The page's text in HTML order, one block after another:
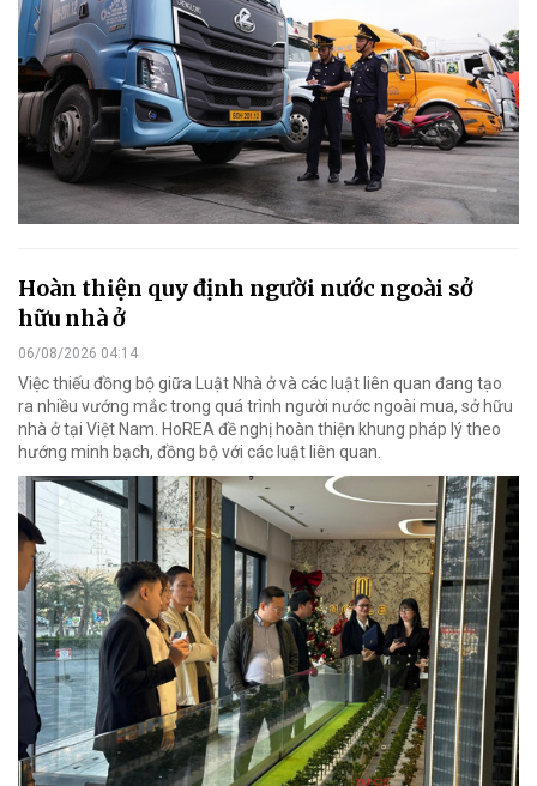
Hoàn thiện quy định người nước ngoài sở
hữu nhà ở
06/08/2026 04:14
Việc thiếu đồng bộ giữa Luật Nhà ở và các luật liên quan đang tạo
ra nhiều vướng mắc trong quá trình người nước ngoài mua, sở hữu
nhà ở tại Việt Nam. HoREA đề nghị hoàn thiện khung pháp lý theo
hướng minh bạch, đồng bộ với các luật liên quan.